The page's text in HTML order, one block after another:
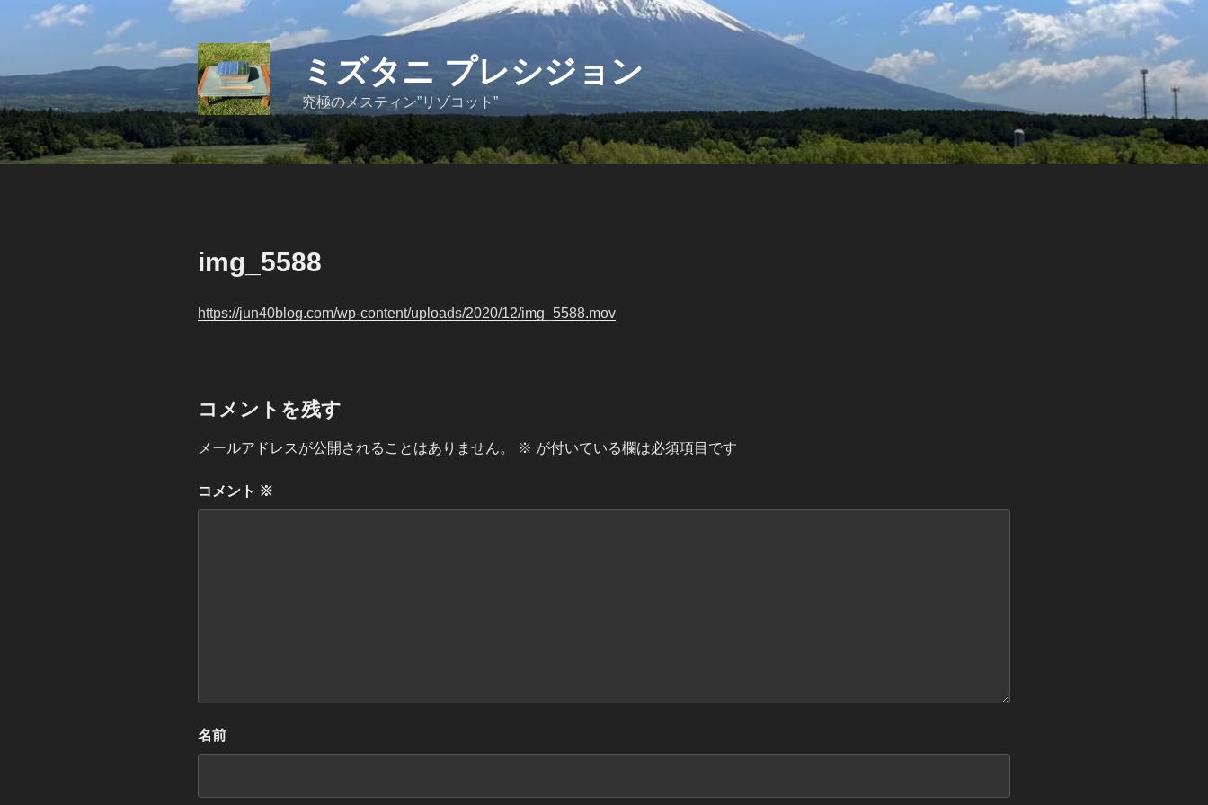
ン
ツ
へ
ス
キ
ミズタニ プレシジョン
究極のメスティン”リゾコット”
img_5588
https://jun40blog.com/wp-content/uploads/2020/12/img_5588.mov
コメントを残す
メールアドレスが公開されることはありません。 ※ が付いている欄は必須項目です
コメント ※
名前